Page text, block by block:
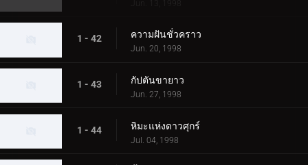
Jun. 13, 1998
1 - 42 ความฝันชั่วคราว
Jun. 20, 1998
1 - 43 กัปตันขายาว
Jun. 27, 1998
1 - 44 หิมะแห่งดาวศุกร์
Jul. 04, 1998